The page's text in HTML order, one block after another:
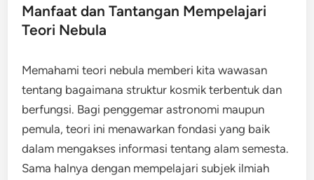
Manfaat dan Tantangan Mempelajari
Teori Nebula
Memahami teori nebula memberi kita wawasan
tentang bagaimana struktur kosmik terbentuk dan
berfungsi. Bagi penggemar astronomi maupun
pemula, teori ini menawarkan fondasi yang baik
dalam mengakses informasi tentang alam semesta.
Sama halnya dengan mempelajari subjek ilmiah